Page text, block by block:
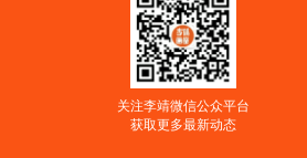
关注李靖微信公众平台
获取更多最新动态